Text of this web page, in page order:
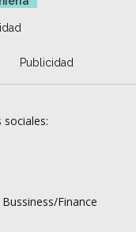
Publicidad
sociales:
Finance